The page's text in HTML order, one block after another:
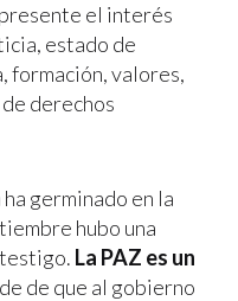
el interés
estado de
formación, valores,
derechos
germinado en la
hubo una
La PAZ es un
de que al gobierno